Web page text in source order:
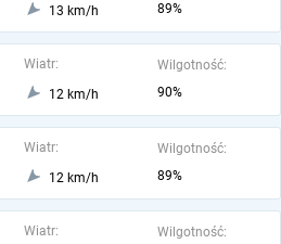
13 km/h
89%
Wiatr:
12 km/h
Wilgotność:
90%
Wiatr:
12 km/h
Wilgotność:
89%
Wiatr:
Wilgotność: